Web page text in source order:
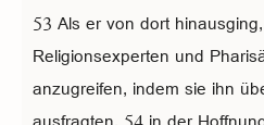
53 Als er von dort
Religionsexperten und
anzugreifen, indem sie ihn